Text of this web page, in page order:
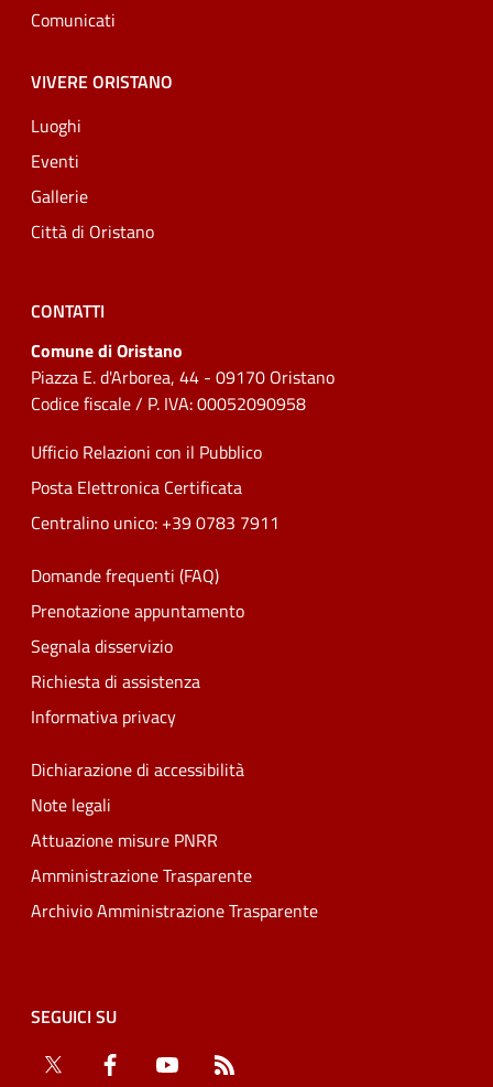
Comunicati
VIVERE ORISTANO
Luoghi
Eventi
Gallerie
Città di Oristano
CONTATTI
Comune di Oristano
Piazza E. d'Arborea, 44 - 09170 Oristano
Codice fiscale / P. IVA: 00052090958
Ufficio Relazioni con il Pubblico
Posta Elettronica Certificata
Centralino unico: +39 0783 7911
Domande frequenti (FAQ)
Prenotazione appuntamento
Segnala disservizio
Richiesta di assistenza
Informativa privacy
Dichiarazione di accessibilità
Note legali
Attuazione misure PNRR
Amministrazione Trasparente
Archivio Amministrazione Trasparente
SEGUICI SU
Twitter
Facebook YouTube